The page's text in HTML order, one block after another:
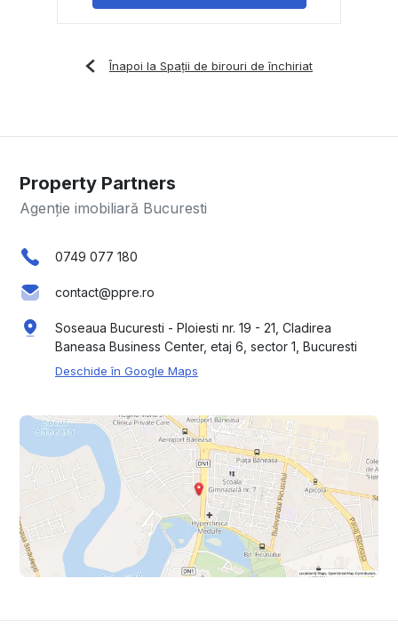
Înapoi la Spații de birouri de închiriat
Property Partners
Agenție imobiliară Bucuresti
0749 077 180
contact@ppre.ro
Soseaua Bucuresti - Ploiesti nr. 19 - 21, Cladirea
Baneasa Business Center, etaj 6, sector 1, Bucuresti
Deschide în Google Maps